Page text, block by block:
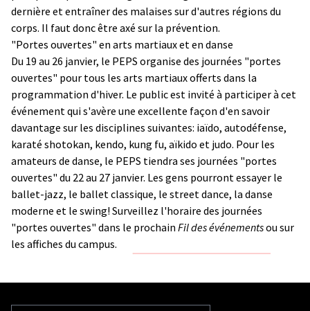
dernière et entraîner des malaises sur d'autres régions du
corps. Il faut donc être axé sur la prévention.
"Portes ouvertes" en arts martiaux et en danse
Du 19 au 26 janvier, le PEPS organise des journées "portes
ouvertes" pour tous les arts martiaux offerts dans la
programmation d'hiver. Le public est invité à participer à cet
événement qui s'avère une excellente façon d'en savoir
davantage sur les disciplines suivantes: iaïdo, autodéfense,
karaté shotokan, kendo, kung fu, aïkido et judo. Pour les
amateurs de danse, le PEPS tiendra ses journées "portes
ouvertes" du 22 au 27 janvier. Les gens pourront essayer le
ballet-jazz, le ballet classique, le street dance, la danse
moderne et le swing! Surveillez l'horaire des journées
"portes ouvertes" dans le prochain Fil des événementsou sur
les affiches du campus.